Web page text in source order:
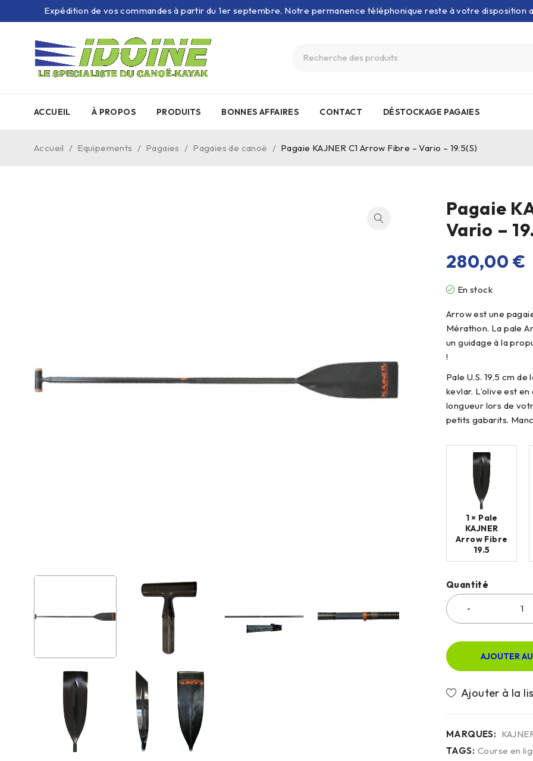
Expédition de vos commandes à partir du 1er septembre. Notre permanence téléphonique reste à votre
ACCUEIL À PROPOS PRODUITS BONNES AFFAIRES CONTACT DÉSTOCKAGE PAGAIES
Accueil / Equipements / Pagaies / Pagaies de canoë / Pagaie KAJNER C1 Arrow Fibre – Vario – 19.5(S)
Pagaie
Vario –
280,00€
En stock
Arrow est une
Mérathon. La pale
un guidage à la
!
Pale U.S. 19,5 cm
kevlar. L’olive est
longueur lors de
petits gabarits.
1 × Pale
KAJNER
Arrow Fibre
19.5
Quantité
AJOUTER
MARQUES:
TAGS: Course en